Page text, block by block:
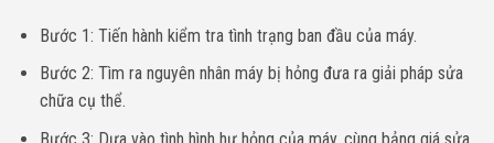
Bước 1: Tiến hành kiểm tra tình trạng ban đầu của máy.
Bước 2: Tìm ra nguyên nhân máy bị hỏng đưa ra giải pháp sửa
chữa cụ thể.